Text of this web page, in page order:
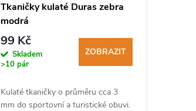
Tkaničky kulaté Duras zebra
modrá
99 Kč
Skladem
>10 pár
ZOBRAZIT
Kulaté tkaničky o průměru cca 3
mm do sportovní a turistické obuvi.